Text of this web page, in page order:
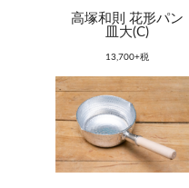
高塚和則 花形パン
皿大(C)
13,700+税